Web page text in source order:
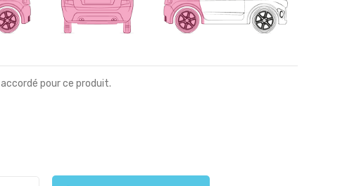
pour ce produit.